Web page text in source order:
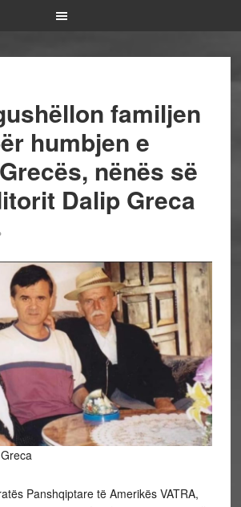
familjen
humbjen e
nënës së
Dalip Greca
Panshqiptare të Amerikës VATRA,